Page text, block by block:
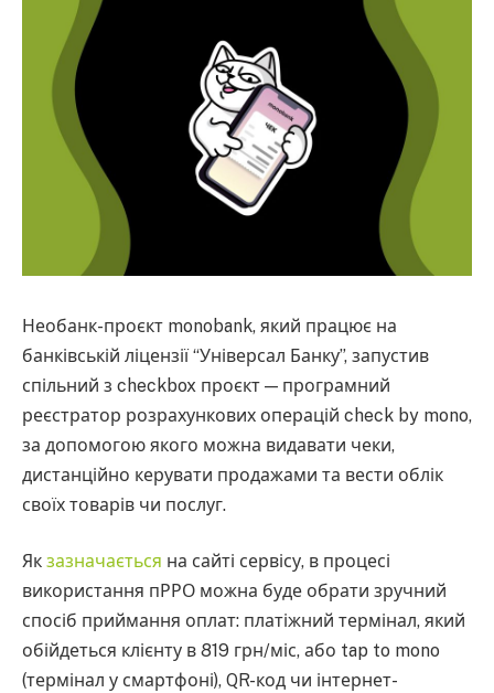
Необанк-проєкт monobank, який працює на
банківській ліцензії “Універсал Банку”, запустив
спільний з checkbox проєкт — програмний
реєстратор розрахункових операцій check by mono,
за допомогою якого можна видавати чеки,
дистанційно керувати продажами та вести облік
своїх товарів чи послуг.
Як зазначається на сайті сервісу, в процесі
використання пРРО можна буде обрати зручний
спосіб приймання оплат: платіжний термінал, який
обійдеться клієнту в 819 грн/міс, або tap to mono
(термінал у смартфоні), QR-код чи інтернет-